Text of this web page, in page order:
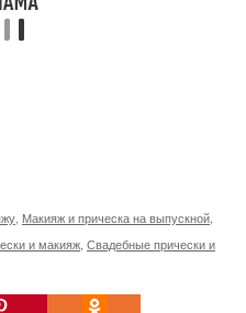
Макияж и прическа на выпускной
и макияж Свадебные прически и